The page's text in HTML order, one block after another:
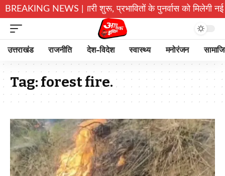
BREAKING NEWS |
के पुनर्निर्माण की तैयारी शुरू, प्रभावितों के पुनर्वास को मिलेगी नई
उत्तराखंड राजनीति देश-विदेश स्वास्थ्य मनोरंजन
Tag:forest fire.